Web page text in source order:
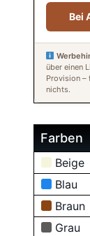
Bei
über einen
Provision –
nichts.
Farben
Beige
Blau
Braun
Grau